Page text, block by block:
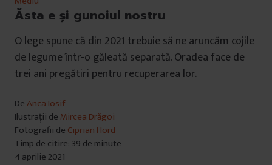
Ăsta e și gunoiul nostru
O lege spune că din 2021 trebuie să ne aruncăm cojile
de legume într-o găleată separată. Oradea face de
trei ani pregătiri pentru recuperarea lor.
DeAnca Iosif
Ilustrații de Mircea Drăgoi
Fotografii de Ciprian Hord
Timp de citire: 39 de minute
4 aprilie 2021